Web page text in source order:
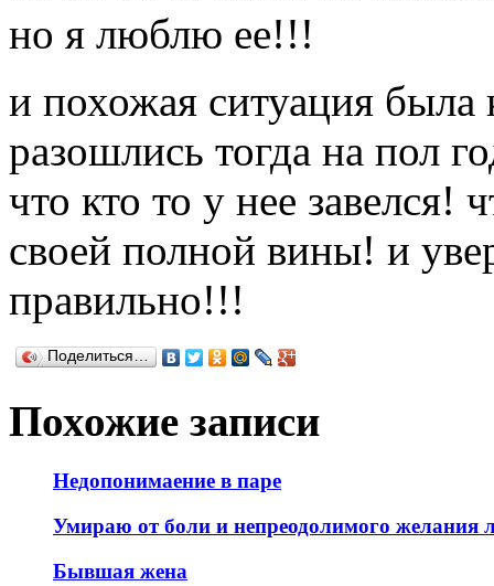
но я люблю ее!!!
и похожая ситуация была
разошлись тогда на пол
что кто то у нее завелся!
своей полной вины! и
правильно!!!
Поделиться…
Похожие записи
Недопонимаение в паре
Умираю от боли и непреодолимого желания
Бывшая жена